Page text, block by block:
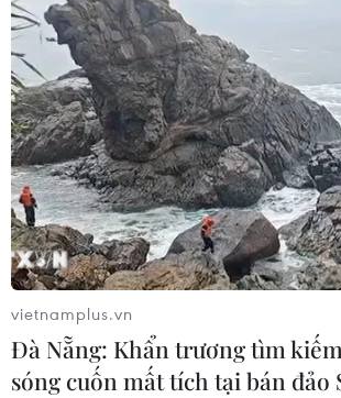
vietnamplus.vn
Đà Nẵng: Khẩn trương tìm
sóng cuốn mất tích tại bán đảo